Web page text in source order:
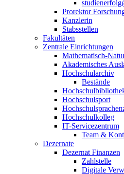
Prorektor
Kanzlerin
Stabsstellen
Fakultäten
Zentrale Einrichtungen
Mathematisch-
Akademisches
Hochschularchiv
Bestände
Hochschulsport
Hochschulkolleg
IT-Servicezentrum
Team &
Dezernate
Dezernat Finanzen
Zahlstelle
Digitale